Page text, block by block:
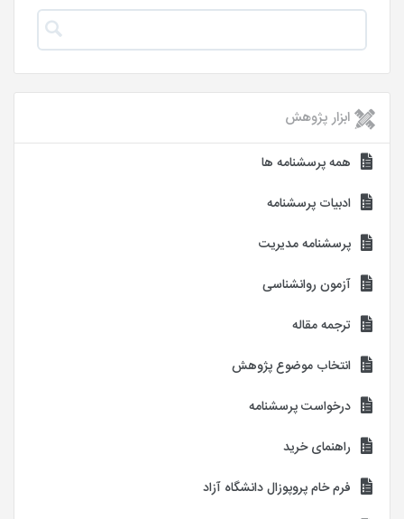
ابزار پژوهش
همه پرسشنامه ها
ادبیات پرسشنامه
پرسشنامه مدیریت
آزمون روانشناسی
ترجمه مقاله
انتخاب موضوع پژوهش
درخواست پرسشنامه
راهنمای خرید
فرم خام پروپوزال دانشگاه آزاد